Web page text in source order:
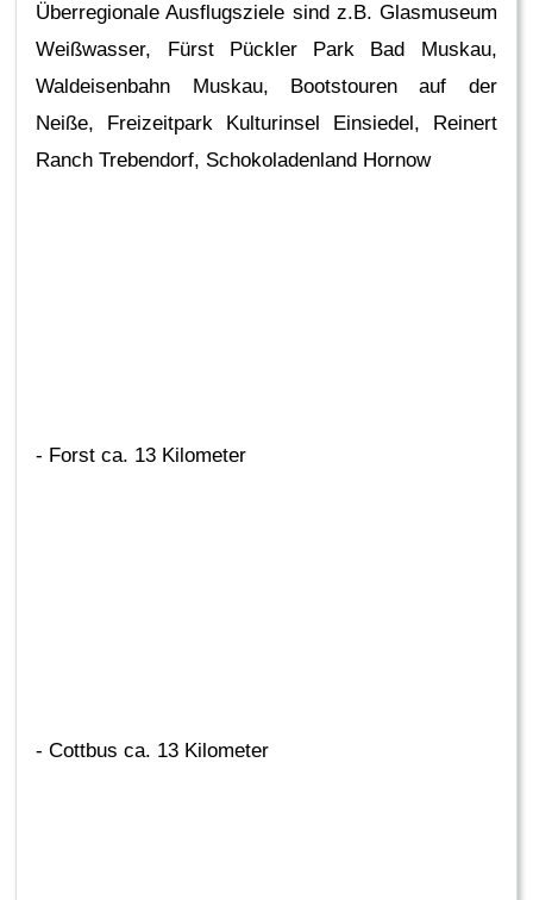
Überregionale Ausflugsziele sind z.B. Glasmuseum
Weißwasser, Fürst Pückler Park Bad Muskau,
Waldeisenbahn Muskau, Bootstouren auf der
Neiße, Freizeitpark Kulturinsel Einsiedel, Reinert
Ranch Trebendorf, Schokoladenland Hornow
- Forst ca. 13 Kilometer
- Cottbus ca. 13 Kilometer